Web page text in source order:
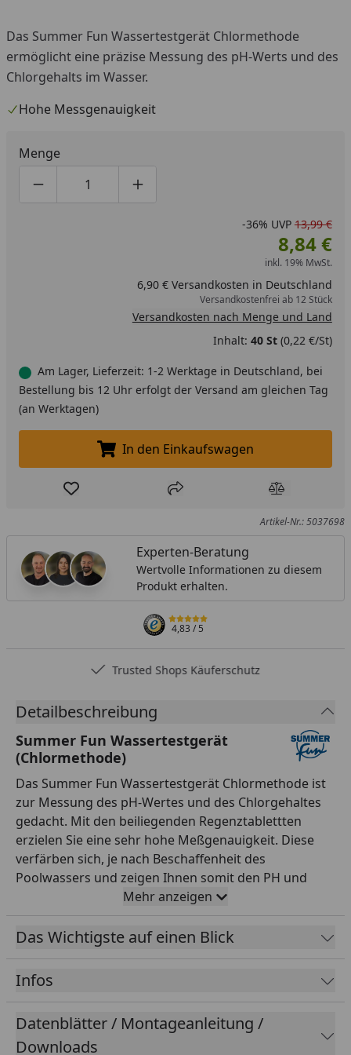
Das Summer Fun Wassertestgerät Chlormethode
ermöglicht eine präzise Messung des pH-Werts und des
Chlorgehalts im Wasser.
Hohe Messgenauigkeit
Menge
Produktmenge um eins verringern
Produktmenge manuell eingeben
Produktmenge um eins erhöhen
-36% UVP 13,99 €
8,84 €
inkl. 19% MwSt.
6,90 € Versandkosten in Deutschland
Versandkostenfrei ab 12 Stück
Versandkosten nach Menge und Land
Inhalt: 40 St(0,22 €/St)
Am Lager, Lieferzeit: 1-2 Werktage in Deutschland, bei
Bestellung bis 12 Uhr erfolgt der Versand am gleichen Tag
(an Werktagen)
In den Einkaufswagen legen
In den Einkaufswagen
Produkt zur Wunschliste hinzufügen
Teilen Produkt
Artikel-Nr.: 5037698
Experten-Beratung
Wertvolle Informationen zu diesem
Produkt erhalten.
4,83/ 5
Trusted Shops Käuferschutz
Detailbeschreibung
Summer Fun Wassertestgerät
(Chlormethode)
Das Summer Fun Wassertestgerät Chlormethode ist
zur Messung des pH-Wertes und des Chlorgehaltes
gedacht. Mit den beiliegenden Regenztablettten
erzielen Sie eine sehr hohe Meßgenauigkeit. Diese
verfärben sich, je nach Beschaffenheit des
Poolwassers und zeigen Ihnen somit den PH und
Chlorwert genau an. Die Bestimmung erfolgt anhand
einer beiliegenden Farbskala. Hinweis: Testen Sie
regelmäßig Ihre Wasserwerte, um bei abweichenden
Mehr anzeigen
Das Wichtigste auf einen Blick
Infos
Datenblätter / Montageanleitung /
Downloads